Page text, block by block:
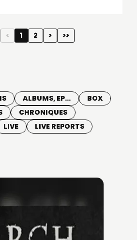
< 1 2 > >>
ALBUMS, EP...
BOX
CHRONIQUES
LIVE LIVE REPORTS